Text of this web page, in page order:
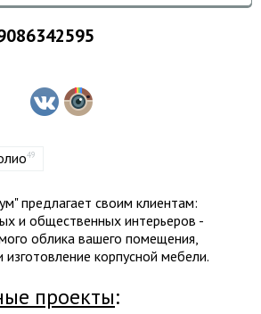
49
предлагает своим клиентам:
и общественных интерьеров -
облика вашего помещения,
изготовление корпусной мебели.
проекты: